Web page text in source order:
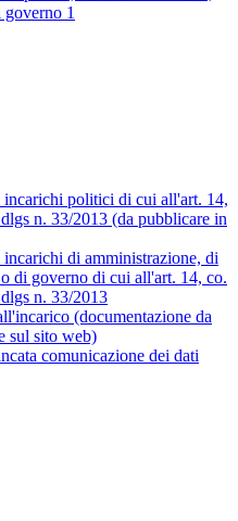
governo 1
politici di cui all'art. 14,
n. 33/2013 (da pubblicare in
di amministrazione, di
di governo di cui all'art. 14, co.
n. 33/2013
(documentazione da
sul sito web)
comunicazione dei dati